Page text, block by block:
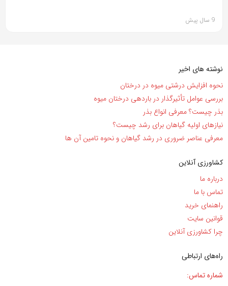
9 سال پیش
نوشته های اخیر
نحوه افزایش درشتی میوه در درختان
بررسی عوامل تأثیرگذار در باردهی درختان میوه
بذر چیست؟ معرفی انواع بذر
نیاز‌های اولیه گیاهان برای رشد چیست؟
معرفی عناصر ضروری در رشد گیاهان و نحوه تامین آن ها
کشاورزی آنلاین
درباره ما
تماس با ما
راهنمای خرید
قوانین سایت
چرا کشاورزی آنلاین
راه‌های ارتباطی
شماره تماس: